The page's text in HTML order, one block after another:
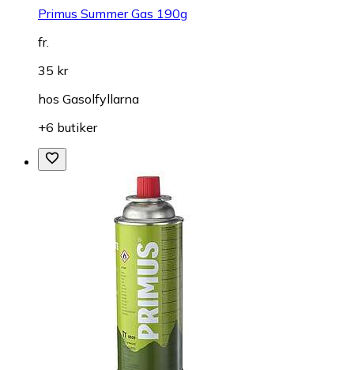
Primus Summer Gas 190g
fr.
35 kr
hos Gasolfyllarna
+6 butiker